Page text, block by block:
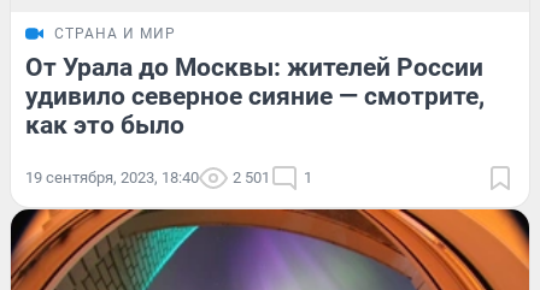
СТРАНА И МИР
От Урала до Москвы: жителей России
удивило северное сияние — смотрите,
как это было
19 сентября, 2023, 18:40 2 501 1